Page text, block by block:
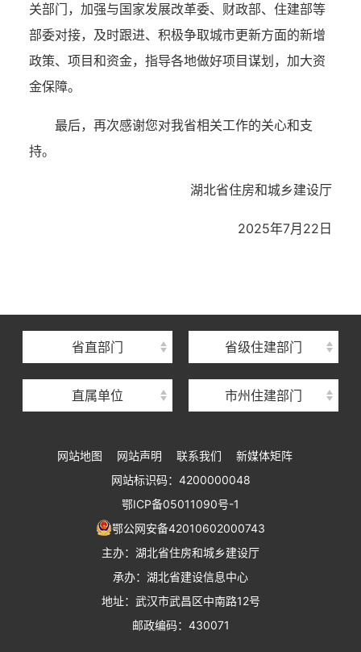
关部门，加强与国家发展改革委、财政部、住建部等
部委对接，及时跟进、积极争取城市更新方面的新增
政策、项目和资金，指导各地做好项目谋划，加大资
金保障。
最后，再次感谢您对我省相关工作的关心和支
持。
湖北省住房和城乡建设厅
2025年7月22日
省直部门 省级住建部门
直属单位
湖北省住房保障中心
湖北省建设工程质量安全监督总站
湖北省建设工程标准定额管理总站
湖北省住建厅执业资格注册中心
湖北省城乡建设发展中心
湖北城市建设职业技术学院
市州住建部门
网站地图 网站声明 联系我们
新媒体矩阵
网站标识码：4200000048
鄂ICP备05011090号-1
鄂公网安备42010602000743
主办：湖北省住房和城乡建设厅
承办：湖北省建设信息中心
地址：武汉市武昌区中南路12号
邮政编码：430071